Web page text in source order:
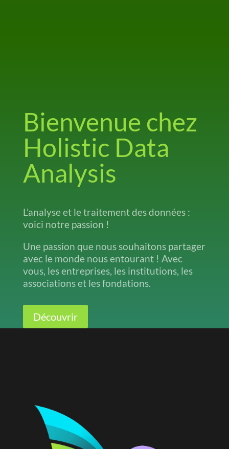
Bienvenue chez
Holistic Data
Analysis
L’analyse et le traitement des données :
voici notre passion !
Une passion que nous souhaitons partager
avec le monde nous entourant ! Avec
vous, les entreprises, les institutions, les
associations et les fondations.
Découvrir